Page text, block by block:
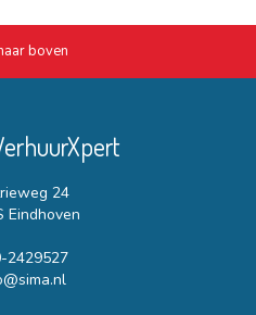
boven
24
Eindhoven
2429527